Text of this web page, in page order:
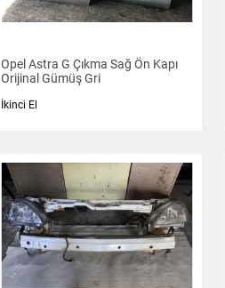
Opel Astra G Çıkma Sağ Ön Kapı
Orijinal Gümüş Gri
İkinci El